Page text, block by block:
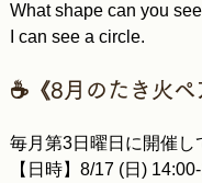
What shape can you
I can see a circle.
☕《8月のたき火ペ
毎月第3日曜日に開催し
【日時】8/17 (日)